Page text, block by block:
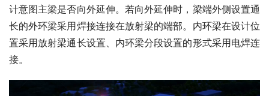
计意图主梁是否向外延伸。若向外延伸时，梁端外侧设置通
长的外环梁采用焊接连接在放射梁的端部。内环梁在设计位
置采用放射梁通长设置、内环梁分段设置的形式采用电焊连
接。